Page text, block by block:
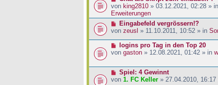
a
g
i
t
r
a
g
r
B
e
t
r
a
g
e
u
e
B
e
t
a
g
von king2810 » 03.12.2021, 02:28 » in
Erweiterungen
N
e
e
r
e
t
Eingabefeld vergrössern!?
von zeusl » 11.10.2011, 10:52 » in
N
e
e
B
logins pro Tag in den Top 20
von gaston » 12.08.2021, 01:42 » in
N
e
Spiel: 4 Gewinnt
von 1. FC Keller » 27.04.2010, 16:17